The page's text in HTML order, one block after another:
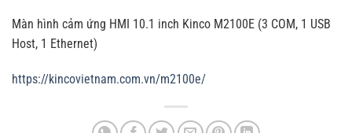
Màn hình cảm ứng HMI 10.1 inch Kinco M2100E (3 COM, 1 USB
Host, 1 Ethernet)
https://kincovietnam.com.vn/m2100e/